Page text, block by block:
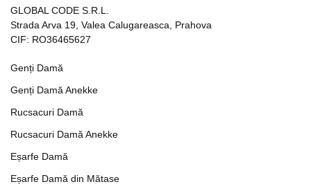
GLOBAL CODE S.R.L.
Strada Arva 19, Valea Calugareasca, Prahova
CIF: RO36465627
Genți Damă
Genți Damă Anekke
Rucsacuri Damă
Rucsacuri Damă Anekke
Eșarfe Damă
Eșarfe Damă din Mătase